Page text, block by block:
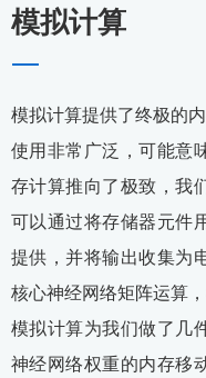
模拟计算
—
模拟计算提供了终极的
使用非常广泛，可能意
存计算推向了极致，我
可以通过将存储器元件
提供，并将输出收集为
核心神经网络矩阵运算
模拟计算为我们做了几
神经网络权重的内存移